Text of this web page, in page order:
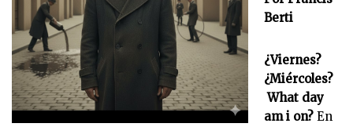
Berti
¿Viernes?
¿Miércoles?
What day
am i on? En